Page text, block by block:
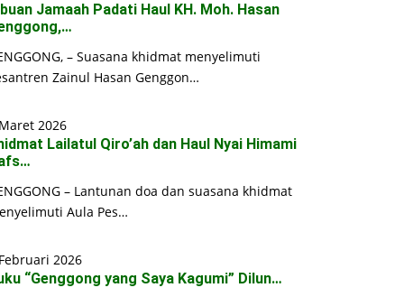
Jamaah Padati Haul KH. Moh. Hasan
– Suasana khidmat menyelimuti
Zainul Hasan Genggon…
2026
Lailatul Qiro’ah dan Haul Nyai Himami
– Lantunan doa dan suasana khidmat
Aula Pes…
2026
“Genggong yang Saya Kagumi” Dilun…